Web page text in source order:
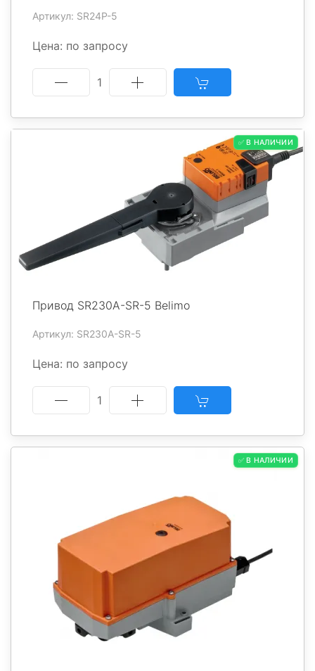
Артикул: SR24P-5
Цена: по запросу
1
✅ В НАЛИЧИИ
Привод SR230A-SR-5 Belimo
Артикул: SR230A-SR-5
Цена: по запросу
1
✅ В НАЛИЧИИ